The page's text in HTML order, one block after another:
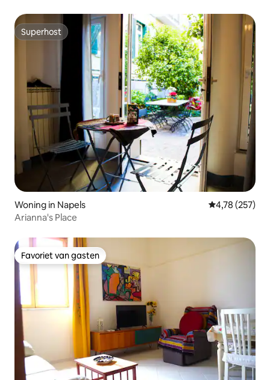
Superhost
Superhost
Woning in Napels Gemiddelde
4,78 (257)
Arianna's Place
Favoriet van gasten
Favoriet van gasten